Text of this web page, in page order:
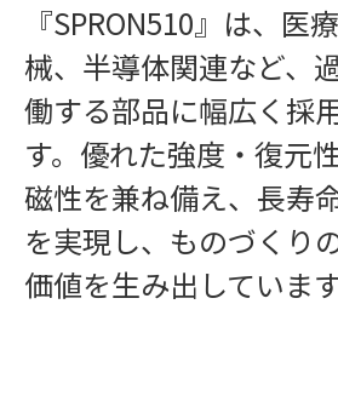
『SPRON510』は、医
械、半導体関連など、
働する部品に幅広く採
す。優れた強度・復元
磁性を兼ね備え、長寿
を実現し、ものづくり
価値を生み出しています